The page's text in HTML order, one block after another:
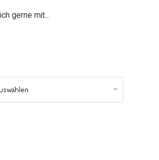
gerne mit...